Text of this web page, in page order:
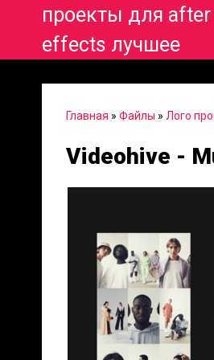
проекты для after
effects лучшее
Главная » Файлы » Лого
Videohive -